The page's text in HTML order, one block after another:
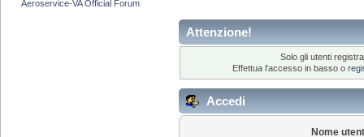
Aeroservice-VA Official Forum
Attenzione!
Solo gli utenti
Effettua l'accesso in basso o
Accedi
Nome